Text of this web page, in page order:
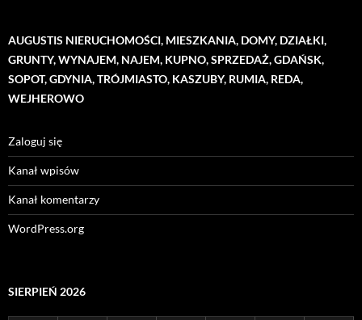
AUGUSTIS NIERUCHOMOŚCI, MIESZKANIA, DOMY, DZIAŁKI,
GRUNTY, WYNAJEM, NAJEM, KUPNO, SPRZEDAŻ, GDAŃSK,
SOPOT, GDYNIA, TRÓJMIASTO, KASZUBY, RUMIA, REDA,
WEJHEROWO
Zaloguj się
Kanał wpisów
Kanał komentarzy
WordPress.org
SIERPIEŃ 2026